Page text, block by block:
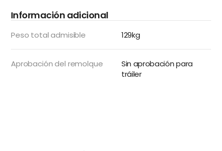
Información adicional
Peso total admisible 129kg
Aprobación del remolque
Sin aprobación para
tráiler